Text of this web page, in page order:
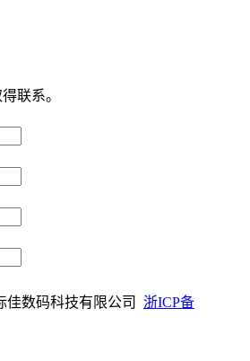
联系。
佳数码科技有限公司 浙ICP备